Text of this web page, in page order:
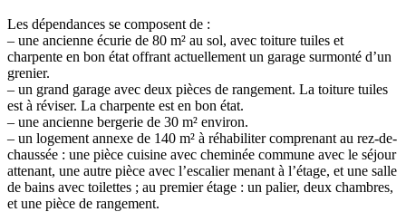
Les dépendances se composent de :
– une ancienne écurie de 80 m² au sol, avec toiture tuiles et
charpente en bon état offrant actuellement un garage surmonté d’un
grenier.
– un grand garage avec deux pièces de rangement. La toiture tuiles
est à réviser. La charpente est en bon état.
– une ancienne bergerie de 30 m² environ.
– un logement annexe de 140 m² à réhabiliter comprenant au rez-de-
chaussée : une pièce cuisine avec cheminée commune avec le séjour
attenant, une autre pièce avec l’escalier menant à l’étage, et une salle
de bains avec toilettes ; au premier étage : un palier, deux chambres,
et une pièce de rangement.